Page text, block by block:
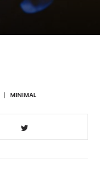
MINIMAL